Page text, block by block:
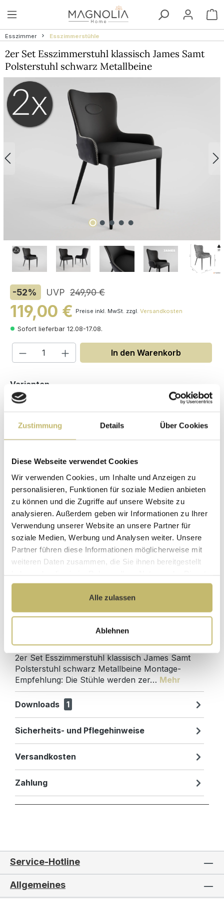
Zustimmung Details Über Cookies
Diese Webseite verwendet Cookies
Wir verwenden Cookies, um Inhalte und Anzeigen zu
personalisieren, Funktionen für soziale Medien anbieten
zu können und die Zugriffe auf unsere Website zu
analysieren. Außerdem geben wir Informationen zu Ihrer
Verwendung unserer Website an unsere Partner für
soziale Medien, Werbung und Analysen weiter. Unsere
Partner führen diese Informationen möglicherweise mit
weiteren Daten zusammen, die Sie ihnen bereitgestellt
gesammelt haben.
Alle zulassen
Ablehnen
Zum Hauptinhalt springen
Esszimmer Esszimmerstühle
2er Set Esszimmerstuhl klassisch James Samt
Polsterstuhl schwarz Metallbeine
Bildergalerie überspringen
-52% UVP 249,90 €
119,00 € Preise inkl. MwSt. zzgl. Versandkosten
Sofort lieferbar 12.08-17.08.
Produkt Anzahl: Gib den
In den Warenkorb
Varianten
Hochwertige
Materialien
Herstellerpreis
ohne
Zwischenhändler
Kundenbetreuung
mit bester
Bewertung
Gut verpackt für
beschädigungsfreie
Lieferung
Designed in
Germany
1 Monat risikofreies
Rückgaberecht
Produktdetails
2er Set Esszimmerstuhl klassisch James Samt
Polsterstuhl schwarz Metallbeine Montage-
Empfehlung: Die Stühle werden zer… Mehr
Downloads 1
Sicherheits- und Pflegehinweise
Versandkosten
Zahlung
Service-Hotline
Allgemeines